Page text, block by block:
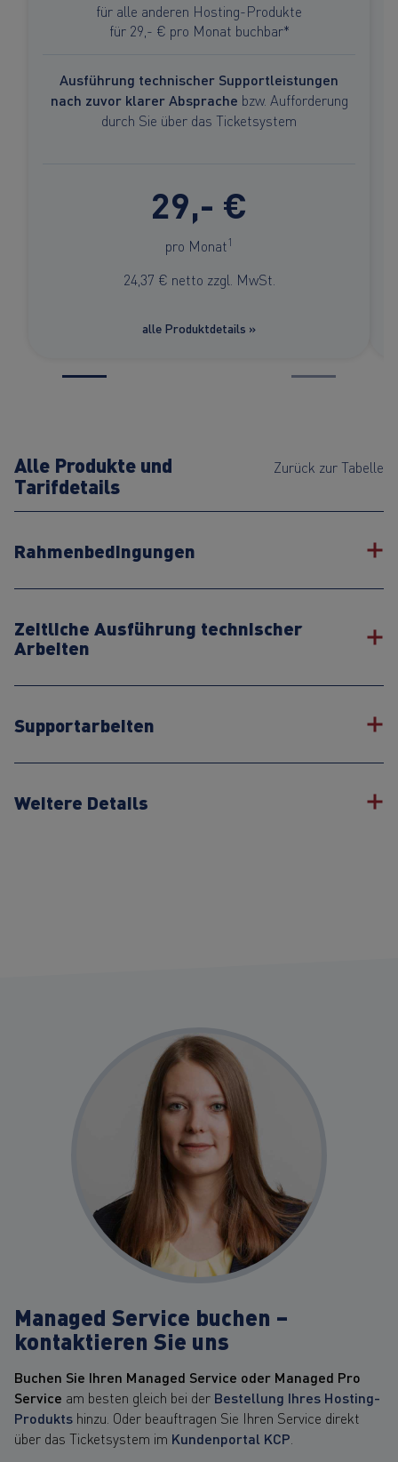
für alle anderen Hosting-Produkte
für 29,- € pro Monat buchbar*
Ausführung technischer Supportleistungen
nach zuvor klarer Absprache bzw. Aufforderung
durch Sie über das Ticketsystem
29,- €
pro Monat1
24,37 € netto zzgl. MwSt.
alle Produktdetails »
Alle Produkte und
Tarifdetails
Zurück zur Tabelle
Rahmenbedingungen
Zeitliche Ausführung technischer
Arbeiten
Supportarbeiten
Weitere Details
Managed Service buchen –
kontaktieren Sie uns
Buchen Sie Ihren Managed Service oder Managed Pro
Service am besten gleich bei der Bestellung Ihres Hosting-
Produkts hinzu. Oder beauftragen Sie Ihren Service direkt
über das Ticketsystem im Kundenportal KCP